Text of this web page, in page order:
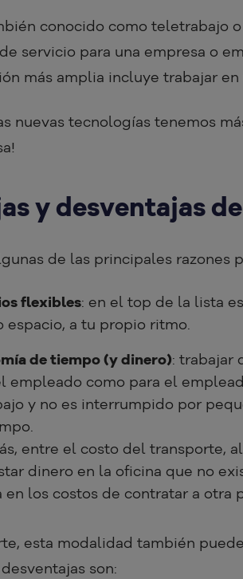
conocido como teletrabajo
servicio para una empresa o
más amplia incluye trabajar
nuevas tecnologías tenemos
y desventajas
de las principales razones
flexibles: en el top de la lista
espacio, a tu propio ritmo.
de tiempo (y dinero): trabajar
empleado como para el
y no es interrumpido por
entre el costo del transporte,
dinero en la oficina que no
en los costos de contratar a otra
esta modalidad también
son: